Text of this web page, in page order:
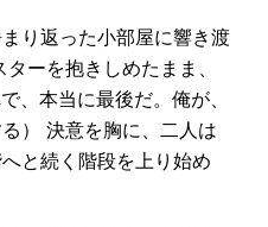
り返った小部屋に響き渡
ーを抱きしめたまま、
、本当に最後だ。俺が、
） 決意を胸に、二人は
と続く階段を上り始め